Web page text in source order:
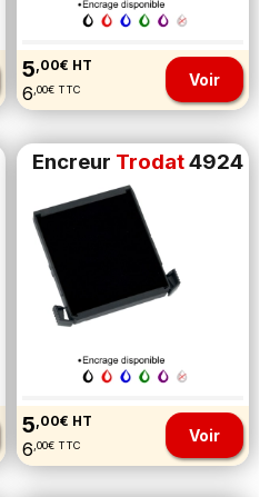
5 ,00€ HT
6 ,00€ TTC Voir
Encreur Trodat4924
5 ,00€ HT
6 ,00€ TTC Voir